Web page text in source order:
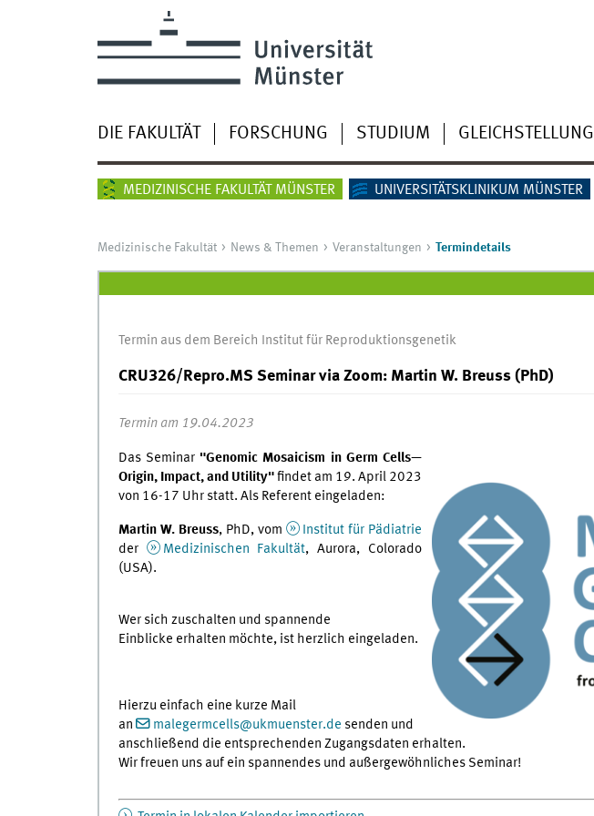
DIE FAKULTÄT FORSCHUNG STUDIUM GLEICHSTELLUNG
MEDIZINISCHE FAKULTÄT MÜNSTER UNIVERSITÄTSKLINIKUM MÜNSTER
Medizinische Fakultät News & Themen Veranstaltungen Termindetails
Termin aus dem Bereich Institut für Reproduktionsgenetik
CRU326/Repro.MS Seminar via Zoom: Martin W. Breuss (PhD)
Termin am 19.04.2023
Das Seminar "Genomic Mosaicism in Germ Cells—
Origin, Impact, and Utility"findet am 19. April 2023
von 16-17 Uhr statt. Als Referent eingeladen:
Martin W. Breuss, PhD, vom
Institut für Pädiatrie
der
Medizinischen Fakultät, Aurora, Colorado
(USA).
Wer sich zuschalten und spannende
Einblicke erhalten möchte, ist herzlich eingeladen.
Hierzu einfach eine kurze Mail
an
malegermcells@ukmuenster.de senden und
anschließend die entsprechenden Zugangsdaten erhalten.
Wir freuen uns auf ein spannendes und außergewöhnliches Seminar!